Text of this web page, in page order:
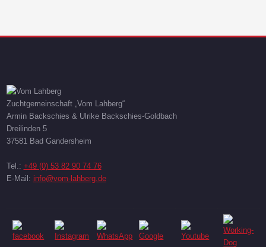
Zuchtgemeinschaft „Vom Lahberg“
Armin Backschies & Ulrike Backschies-Goldbach
Dreilinden 5
37581 Bad Gandersheim
Tel.: +49 (0) 53 82 90 74 76
E-Mail: info@vom-lahberg.de